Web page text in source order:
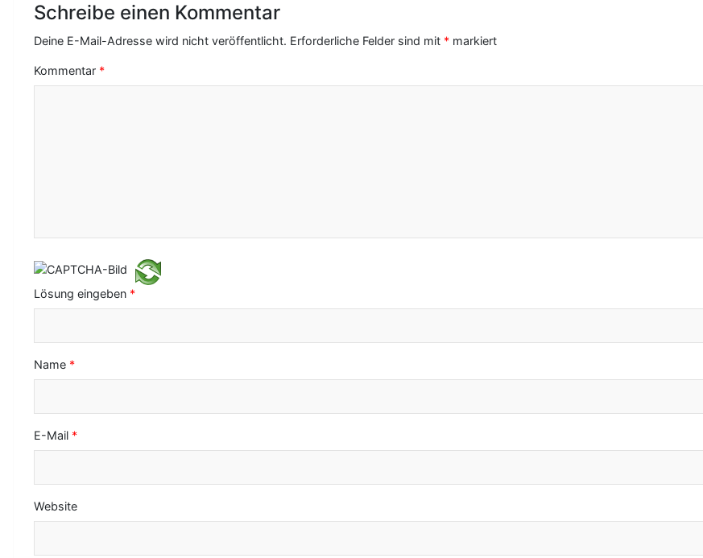
Schreibe einen Kommentar
Deine E-Mail-Adresse wird nicht veröffentlicht. Erforderliche Felder sind mit * markiert
Kommentar *
Lösung eingeben *
Name *
E-Mail *
Website